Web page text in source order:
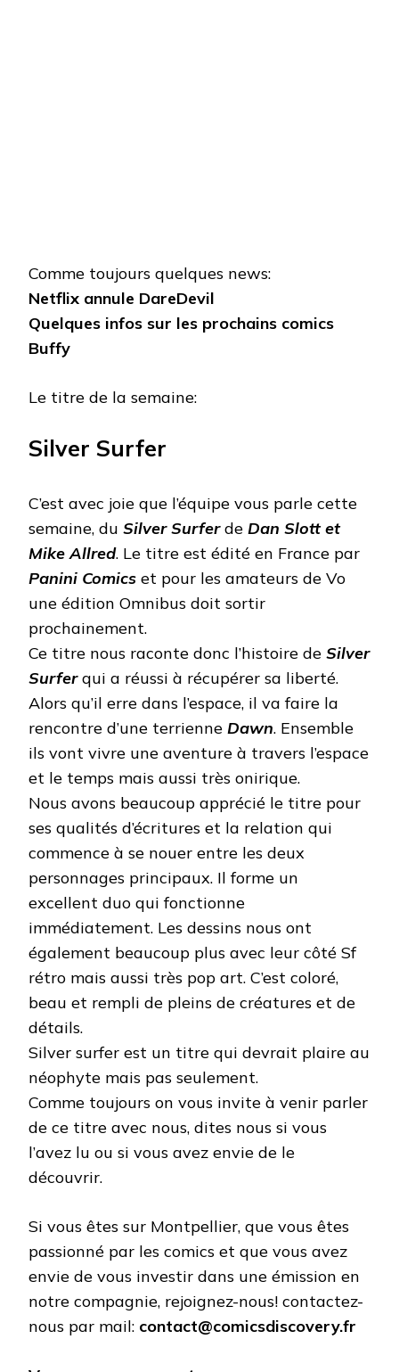
Comme toujours quelques news:
Netflix annule DareDevil
Quelques infos sur les prochains comics
Buffy
Le titre de la semaine:
Silver Surfer
C’est avec joie que l’équipe vous parle cette
semaine, du Silver Surferde Dan Slott et
Mike Allred. Le titre est édité en France par
Panini Comics et pour les amateurs de Vo
une édition Omnibus doit sortir
prochainement.
Ce titre nous raconte donc l’histoire de Silver
Surfer qui a réussi à récupérer sa liberté.
Alors qu’il erre dans l’espace, il va faire la
rencontre d’une terrienne Dawn. Ensemble
ils vont vivre une aventure à travers l’espace
et le temps mais aussi très onirique.
Nous avons beaucoup apprécié le titre pour
ses qualités d’écritures et la relation qui
commence à se nouer entre les deux
personnages principaux. Il forme un
excellent duo qui fonctionne
immédiatement. Les dessins nous ont
également beaucoup plus avec leur côté Sf
rétro mais aussi très pop art. C’est coloré,
beau et rempli de pleins de créatures et de
détails.
Silver surfer est un titre qui devrait plaire au
néophyte mais pas seulement.
Comme toujours on vous invite à venir parler
de ce titre avec nous, dites nous si vous
l’avez lu ou si vous avez envie de le
découvrir.
Si vous êtes sur Montpellier, que vous êtes
passionné par les comics et que vous avez
envie de vous investir dans une émission en
notre compagnie, rejoignez-nous! contactez-
nous par mail: contact@comicsdiscovery.fr